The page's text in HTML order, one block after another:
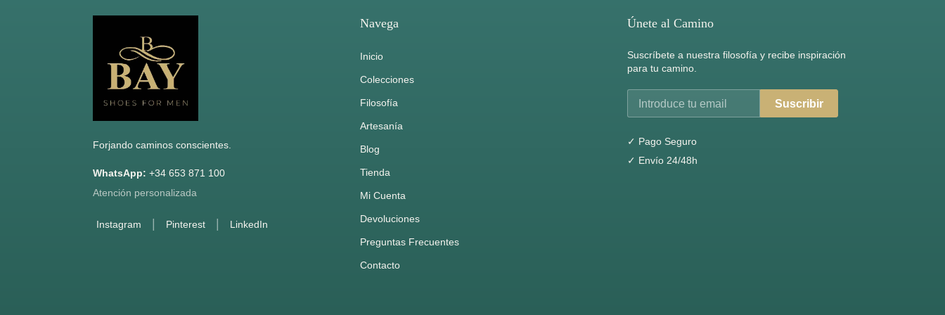
Forjando caminos conscientes.
WhatsApp: +34 653 871 100
Atención personalizada
Instagram Pinterest LinkedIn
Navega
Inicio
Colecciones
Filosofía
Artesanía
Blog
Tienda
Mi Cuenta
Devoluciones
Preguntas Frecuentes
Contacto
Únete al Camino
Suscríbete a nuestra filosofía y recibe inspiración
para tu camino.
Suscribir
✓ Pago Seguro
✓ Envío 24/48h